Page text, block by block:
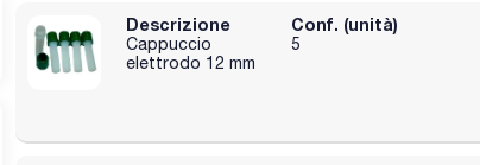
Descrizione
Cappuccio
elettrodo 12 mm
Conf. (unità)
5